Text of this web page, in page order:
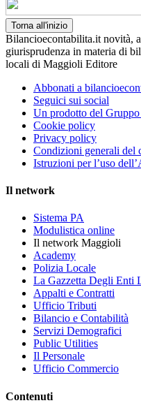
Torna all'inizio
Bilancioecontabilita.it novità,
giurisprudenza in materia di
locali di Maggioli Editore
Abbonati a
Seguici sui social
Un prodotto del
Cookie policy
Privacy policy
Condizioni generali del
Istruzioni per l’uso
Il network
Sistema PA
Modulistica online
Il network Maggioli
Academy
Polizia Locale
La Gazzetta Degli Enti
Appalti e Contratti
Ufficio Tributi
Bilancio e Contabilità
Servizi Demografici
Public Utilities
Il Personale
Ufficio Commercio
Contenuti